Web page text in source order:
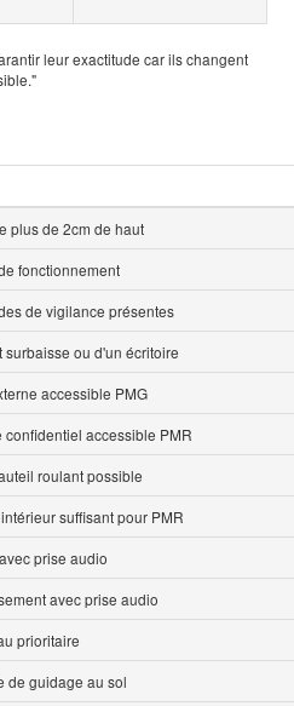
leur exactitude car ils changent
plus de 2cm de haut
fonctionnement
de vigilance présentes
ou d'un écritoire
accessible PMG
confidentiel accessible PMR
roulant possible
suffisant pour PMR
prise audio
avec prise audio
prioritaire
de guidage au sol